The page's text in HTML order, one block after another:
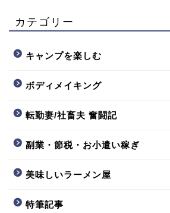
カテゴリー
キャンプを楽しむ
ボディメイキング
転勤妻/社畜夫 奮闘記
副業・節税・お小遣い稼ぎ
美味しいラーメン屋
特筆記事